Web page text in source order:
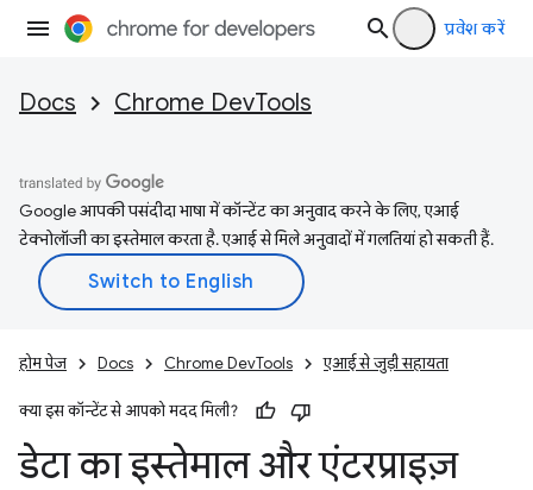
प्रवेश करें
Docs Chrome DevTools
Google आपकी पसंदीदा भाषा में कॉन्टेंट का अनुवाद करने के लिए, एआई
टेक्नोलॉजी का इस्तेमाल करता है. एआई से मिले अनुवादों में गलतियां हो सकती हैं.
होम पेज Docs Chrome DevTools एआई से जुड़ी सहायता
क्या इस कॉन्टेंट से आपको मदद मिली?
डेटा का इस्तेमाल और एंटरप्राइज़